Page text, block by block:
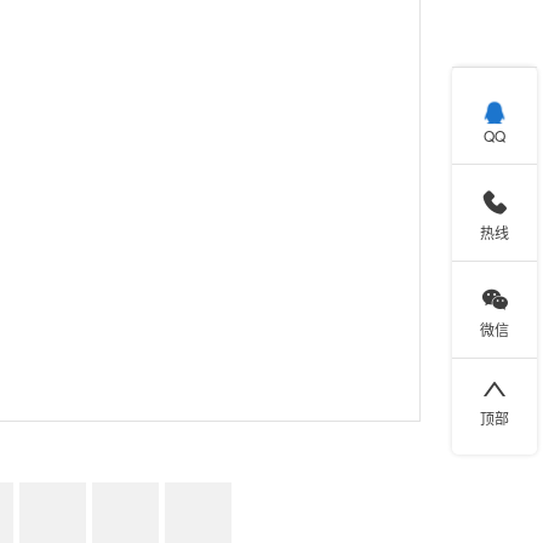

QQ

热线

微信

顶部